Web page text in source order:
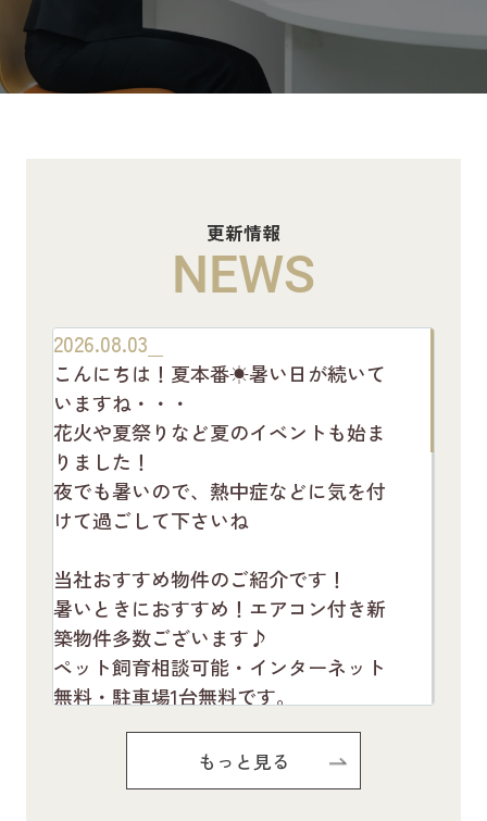
更新情報
NEWS
2026.08.03
こんにちは！夏本番☀暑い日が続いて
いますね・・・
花火や夏祭りなど夏のイベントも始ま
りました！
夜でも暑いので、熱中症などに気を付
けて過ごして下さいね
当社おすすめ物件のご紹介です！
暑いときにおすすめ！エアコン付き新
築物件多数ございます♪
ペット飼育相談可能・インターネット
無料・駐車場1台無料です。
お気軽にお問い合わせください(^^♪
Pure Ryuju Ⅱ101
もっと見る